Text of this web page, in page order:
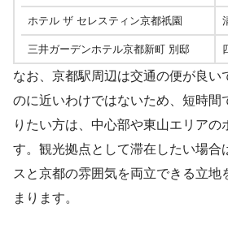
ホテル ザ セレスティン京都祇園
三井ガーデンホテル京都新町 別邸
なお、京都駅周辺は交通の便が良い
のに近いわけではないため、短時間
りたい方は、中心部や東山エリアの
す。観光拠点として滞在したい場合
スと京都の雰囲気を両立できる立地
まります。